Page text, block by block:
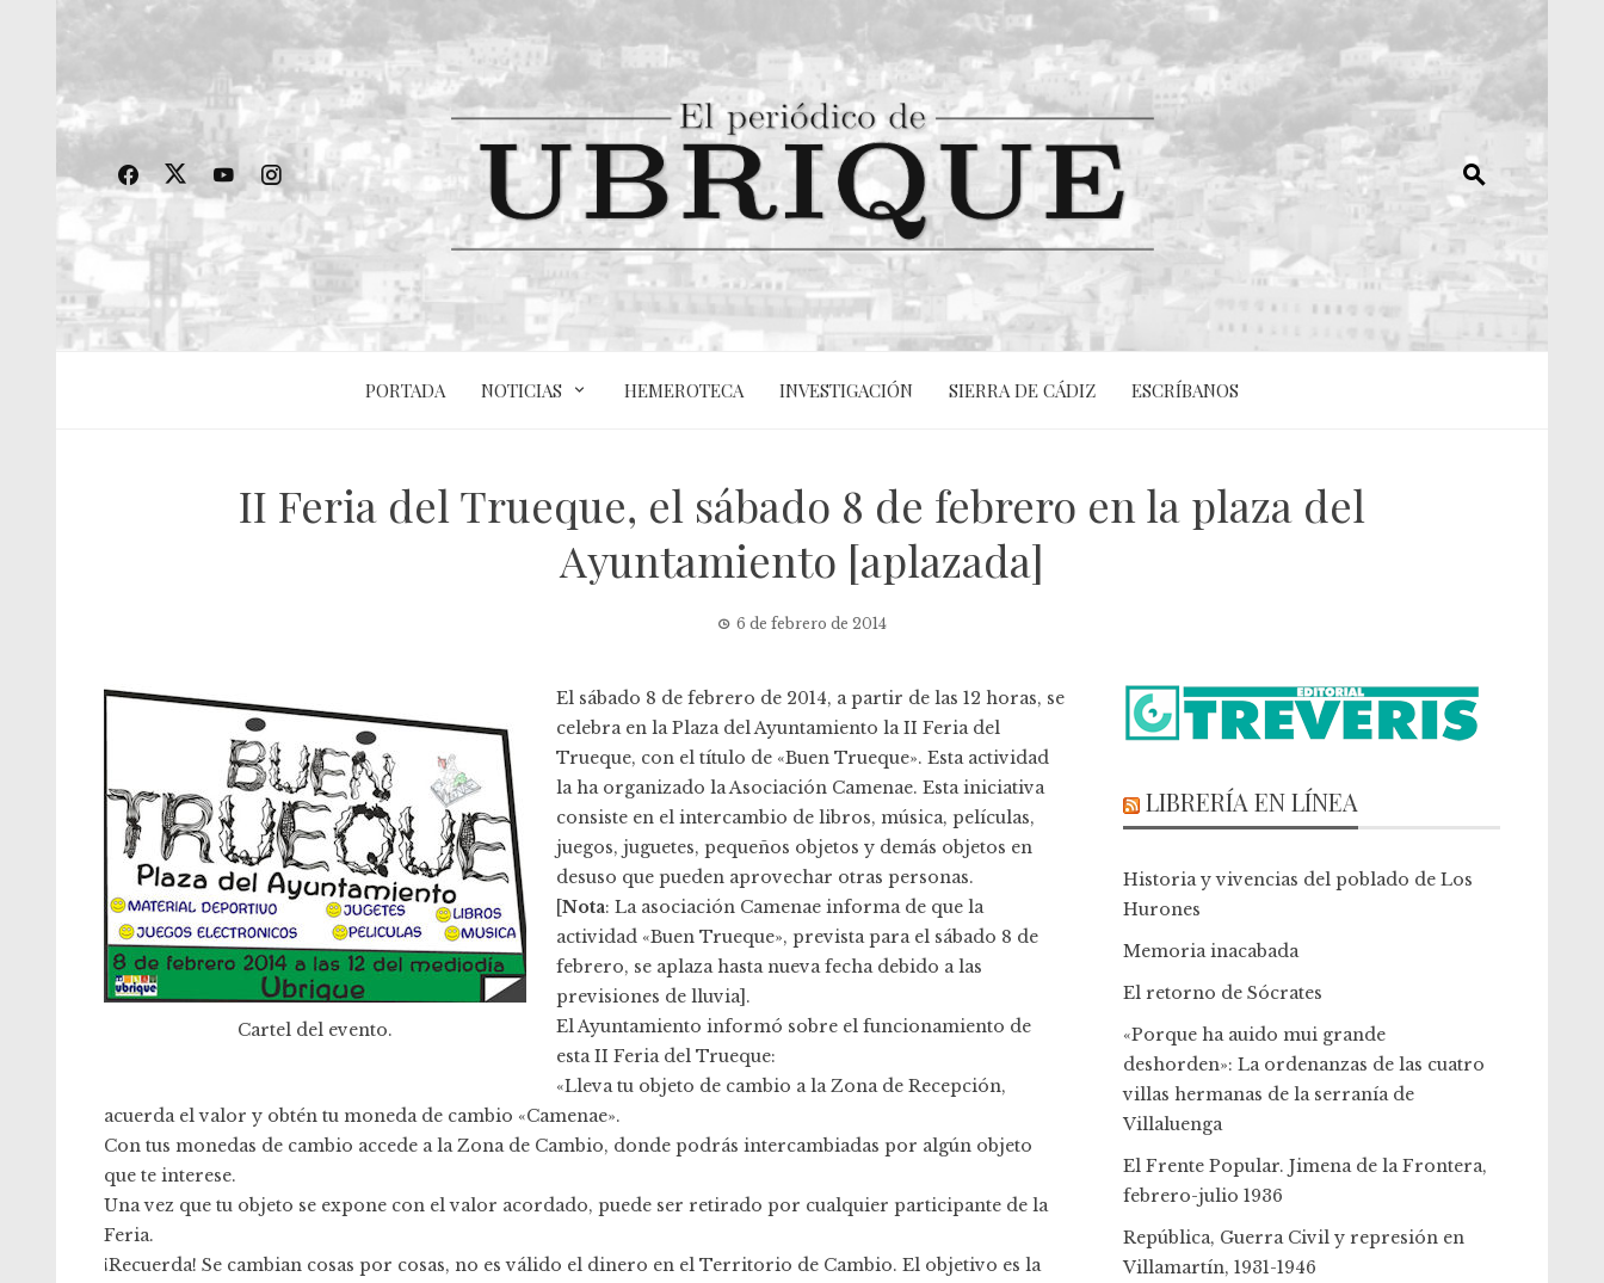
PORTADA NOTICIAS HEMEROTECA INVESTIGACIÓN SIERRA DE CÁDIZ ESCRÍBANOS
II Feria del Trueque, el sábado 8 de febrero en la plaza del
Ayuntamiento [aplazada]
6 de febrero de 2014
Cartel del evento.
El sábado 8 de febrero de 2014, a partir de las 12 horas, se
celebra en la Plaza del Ayuntamiento la II Feria del
Trueque, con el título de «Buen Trueque». Esta actividad
la ha organizado la Asociación Camenae. Esta iniciativa
consiste en el intercambio de libros, música, películas,
juegos, juguetes, pequeños objetos y demás objetos en
desuso que pueden aprovechar otras personas.
[Nota: La asociación Camenae informa de que la
actividad «Buen Trueque», prevista para el sábado 8 de
febrero, se aplaza hasta nueva fecha debido a las
previsiones de lluvia].
El Ayuntamiento informó sobre el funcionamiento de
esta II Feria del Trueque:
«Lleva tu objeto de cambio a la Zona de Recepción,
acuerda el valor y obtén tu moneda de cambio «Camenae».
Con tus monedas de cambio accede a la Zona de Cambio, donde podrás intercambiadas por algún objeto
que te interese.
Una vez que tu objeto se expone con el valor acordado, puede ser retirado por cualquier participante de la
Feria.
¡Recuerda! Se cambian cosas por cosas, no es válido el dinero en el Territorio de Cambio. El objetivo es la
LIBRERÍA EN LÍNEA
Historia y vivencias del poblado de Los
Hurones
Memoria inacabada
El retorno de Sócrates
«Porque ha auido mui grande
deshorden»: La ordenanzas de las cuatro
villas hermanas de la serranía de
Villaluenga
El Frente Popular. Jimena de la Frontera,
febrero-julio 1936
República, Guerra Civil y represión en
Villamartín, 1931-1946